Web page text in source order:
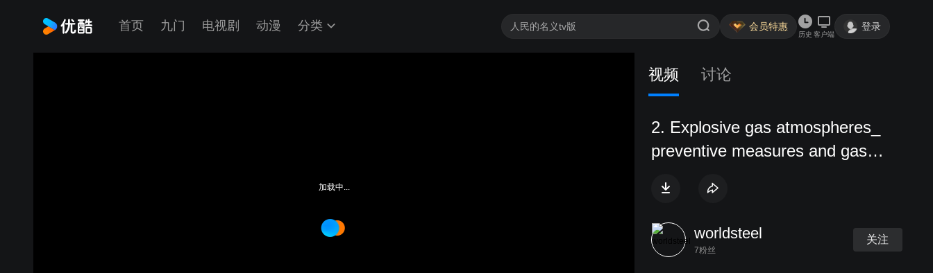
首页 九门 电视剧 动漫 分类 会员特惠
历史 客户端
登录
加载中...
视频 讨论
2. Explosive gas atmospheres_
preventive measures and gas
worldsteel
7粉丝
关注